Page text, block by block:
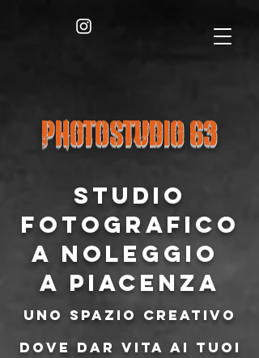
PHOTOSTUDIO 63
Studio
fotografico
a noleggio
a Piacenza
uno spazio creativo
dove dar vita ai tuoi